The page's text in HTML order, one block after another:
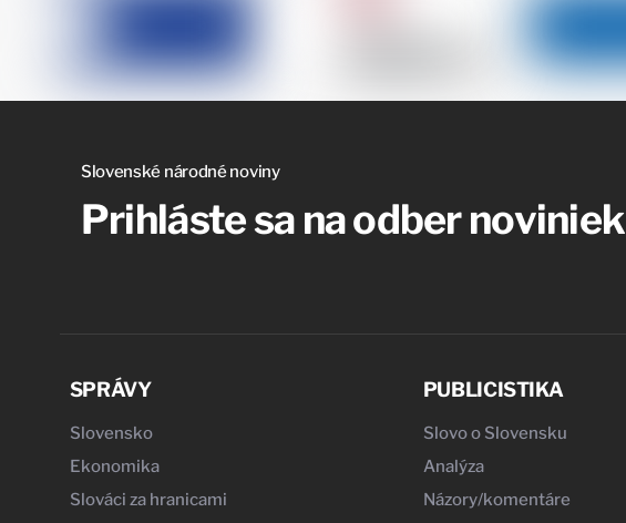
Slovenské národné noviny
Prihláste sa na odber noviniek
SPRÁVY
Slovensko
Ekonomika
Slováci za hranicami
PUBLICISTIKA
Slovo o Slovensku
Analýza
Názory/komentáre